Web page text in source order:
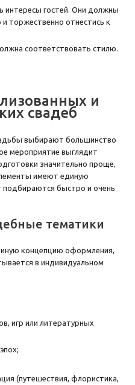
интересы гостей. Они должны
торжественно отнестись к
соответствовать стилю.
и
свадеб
выбирают большинство
мероприятие выглядит
значительно проще,
имеют единую
быстро и очень
тематики
концепцию оформления,
в индивидуальном
игр или литературных
(путешествия, флористика,